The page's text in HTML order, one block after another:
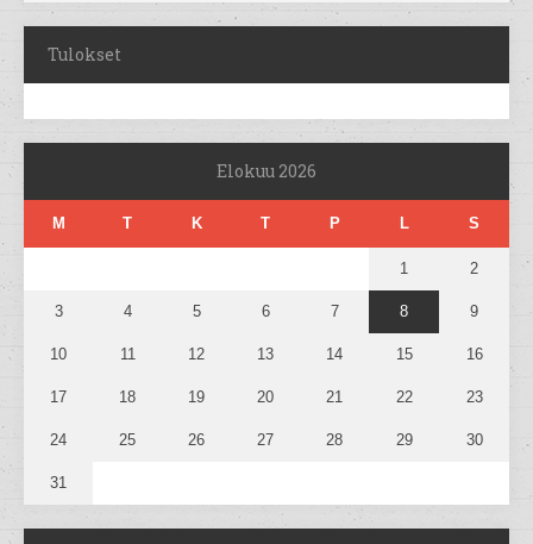
Tulokset
Elokuu 2026
M T K T P L S
1 2
3 4 5 6 7 8 9
10 11 12 13 14 15 16
17 18 19 20 21 22 23
24 25 26 27 28 29 30
31